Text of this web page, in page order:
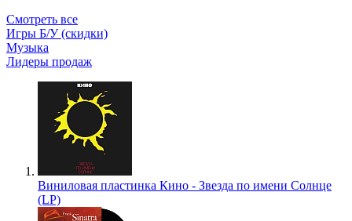
Смотреть все
Игры Б/У (скидки)
Музыка
Лидеры продаж
Виниловая пластинка Кино - Звезда по имени Солнце
(LP)